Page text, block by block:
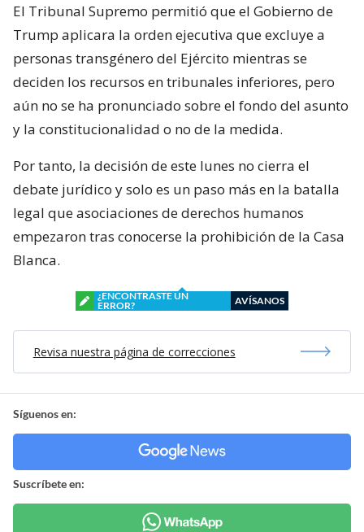
El Tribunal Supremo permitió que el Gobierno de
Trump aplicara la orden ejecutiva que excluye a
personas transgénero del Ejército mientras se
deciden los recursos en tribunales inferiores, pero
aún no se ha pronunciado sobre el fondo del asunto
y la constitucionalidad o no de la medida.
Por tanto, la decisión de este lunes no cierra el
debate jurídico y solo es un paso más en la batalla
legal que asociaciones de derechos humanos
empezaron tras conocerse la prohibición de la Casa
Blanca.
¿ENCONTRASTE UN
ERROR?
AVÍSANOS
Revisa nuestra página de correcciones
Síguenos en:
Suscríbete en: